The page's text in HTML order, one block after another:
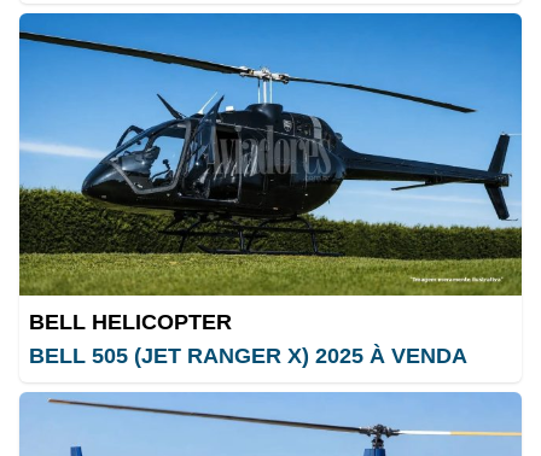
BELL HELICOPTER
BELL 505 (JET RANGER X) 2025 À VENDA